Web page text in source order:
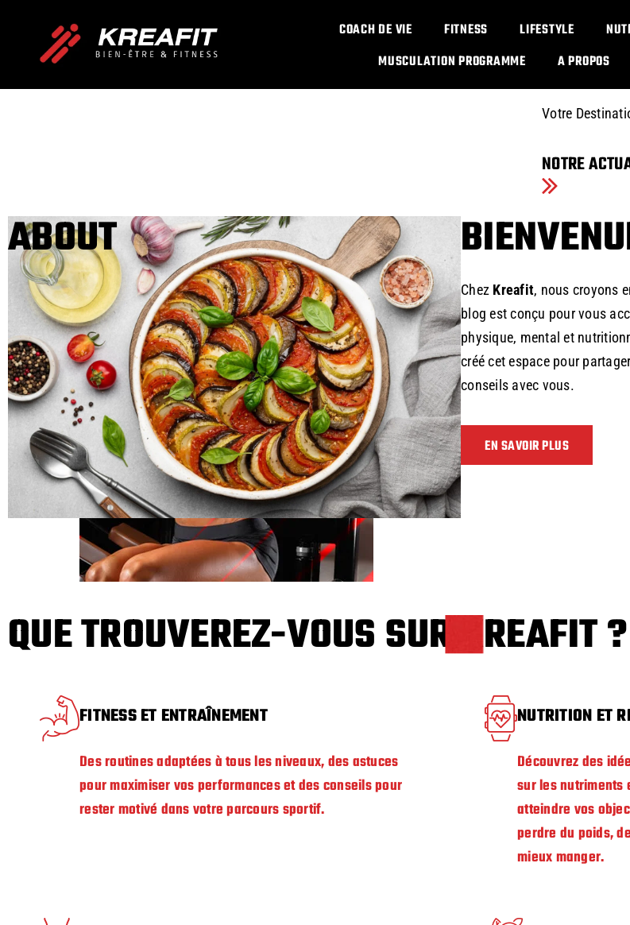
COACH DE VIE FITNESS LIFESTYLE
MUSCULATION PROGRAMME​
A PROPOS
Votre
NOTRE
ABOUT
Chez Kreafit, nous croyons
blog est conçu pour vous
physique, mental et
créé cet espace pour
conseils avec vous.
EN SAVOIR PLUS
QUE TROUVEREZ-VOUS SUR KREAFIT ?
FITNESS ET ENTRAÎNEMENT
Des routines adaptées à tous les niveaux, des astuces
pour maximiser vos performances et des conseils pour
rester motivé dans votre parcours sportif.
NUTRITION ET
Découvrez des
sur les nutriments
atteindre vos
perdre du poids,
mieux manger.